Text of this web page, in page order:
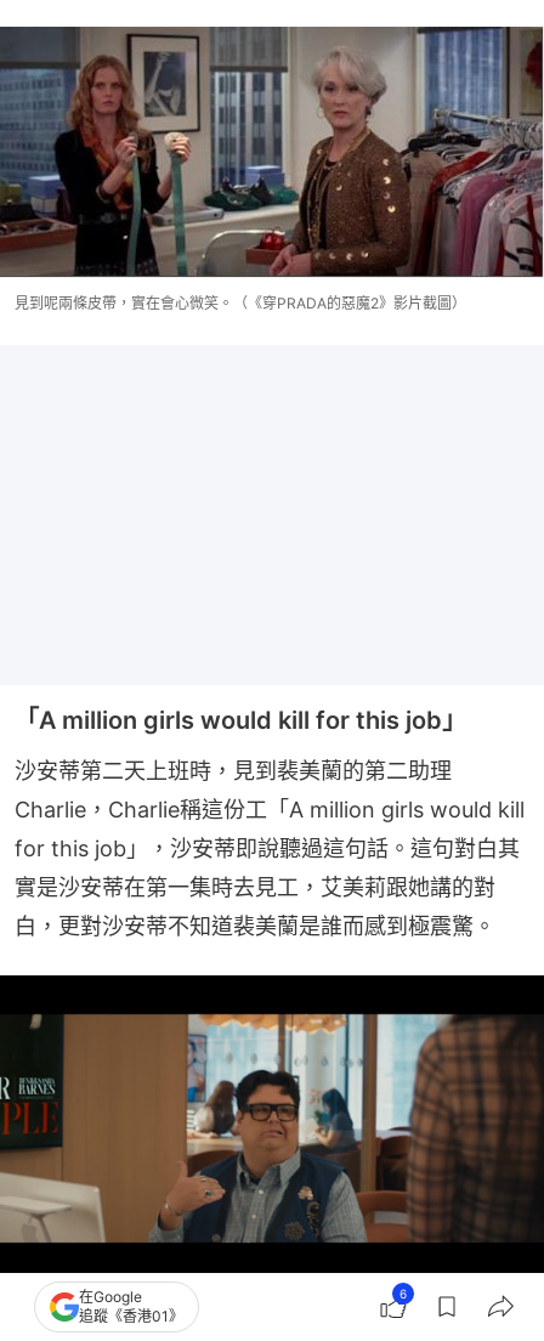
見到呢兩條皮帶，實在會心微笑。（《穿PRADA的惡魔2》影片截圖）
「A million girls would kill for this job」
沙安蒂第二天上班時，見到裴美蘭的第二助理
Charlie，Charlie稱這份工「A million girls would kill
for this job」，沙安蒂即說聽過這句話。這句對白其
實是沙安蒂在第一集時去見工，艾美莉跟她講的對
白，更對沙安蒂不知道裴美蘭是誰而感到極震驚。
裴美蘭的今集的第二助理Charlie，稱這份工「A million girls would kill for this
job」，亦是第一集的經典對白。（《穿PRADA的惡魔2》影片截圖）
在Google
追蹤《香港01》
6